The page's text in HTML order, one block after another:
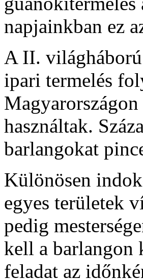
napjainkban ez
A II.
ipari termelés
használtak.
barlangokat
Különösen
egyes területek
pedig
kell a barlangon
feladat az